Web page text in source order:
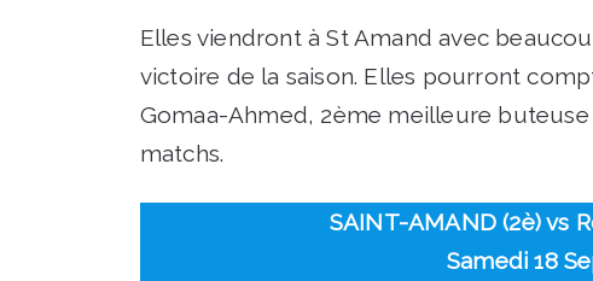
Elles viendront à St Amand avec
victoire de la saison. Elles pourront
Gomaa-Ahmed, 2ème meilleure
matchs.
SAINT-AMAND (2è) vs
Samedi 18